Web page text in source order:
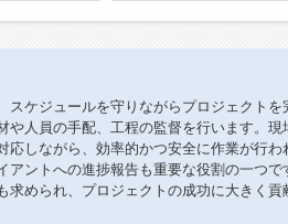
ケジュールを守りながらプロジェクトを
人員の手配、工程の監督を行います。現
しながら、効率的かつ安全に作業が行わ
ントへの進捗報告も重要な役割の一つで
められ、プロジェクトの成功に大きく貢